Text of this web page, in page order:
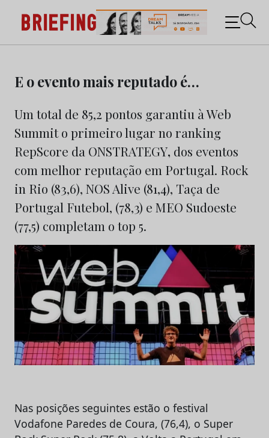
content
Briefing: Todas as notícias sobre os negócios do
Marketing e da Publicidade
E o evento mais reputado é…
Um total de 85,2 pontos garantiu à Web
Summit o primeiro lugar no ranking
RepScore da ONSTRATEGY, dos eventos
com melhor reputação em Portugal. Rock
in Rio (83,6), NOS Alive (81,4), Taça de
Portugal Futebol, (78,3) e MEO Sudoeste
(77,5) completam o top 5.
Nas posições seguintes estão o festival
Vodafone Paredes de Coura, (76,4), o Super